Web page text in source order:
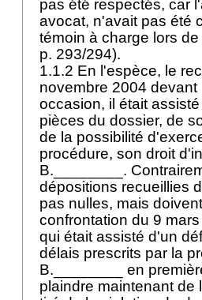
pas été respectés, car
avocat, n'avait pas été
témoin à charge lors
p. 293/294).
1.1.2 En l'espèce, le
novembre 2004
occasion, il était
pièces du dossier, de
de la possibilité
procédure, son droit
B.________.
dépositions recueillies
pas nulles, mais
confrontation du 9
qui était assisté d'un
délais prescrits par la
B.________ en
plaindre maintenant de